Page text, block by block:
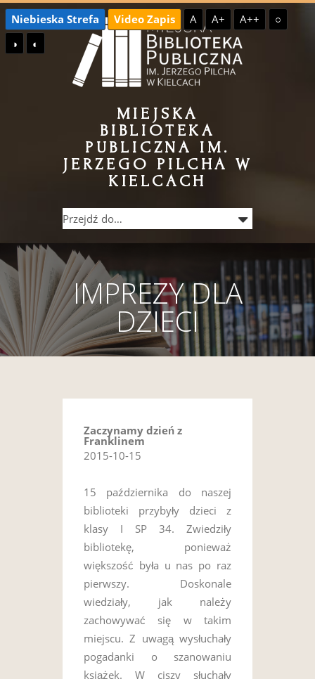
Przejdź
do
treści
Przejdź
do
menu
Niebieska Strefa Video Zapis A A+ A++
○
◑
◐
MIEJSKA
BIBLIOTEKA
PUBLICZNA IM.
JERZEGO PILCHA W
KIELCACH
IMPREZY DLA
DZIECI
Zaczynamy dzień z
Franklinem
2015-10-15
15 października do naszej
biblioteki przybyły dzieci z
klasy I SP 34. Zwiedziły
bibliotekę, ponieważ
większość była u nas po raz
pierwszy. Doskonale
wiedziały, jak należy
zachowywać się w takim
miejscu. Z uwagą wysłuchały
pogadanki o szanowaniu
książek. W ciszy słuchały